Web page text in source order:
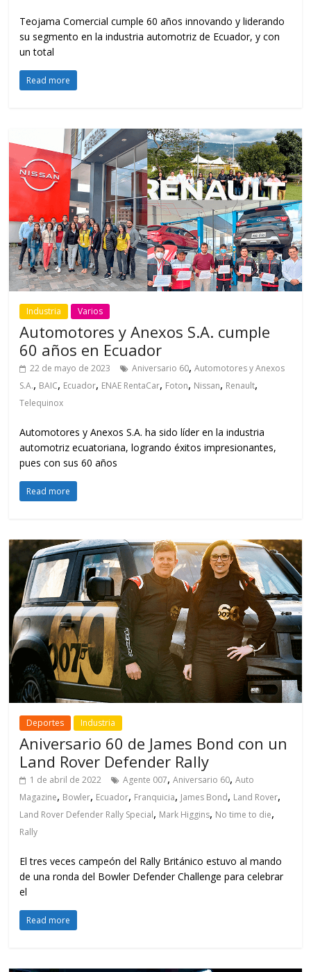
Teojama Comercial cumple 60 años innovando y liderando
su segmento en la industria automotriz de Ecuador, y con
un total
Read more
Industria Varios
Automotores y Anexos S.A. cumple
60 años en Ecuador
22 de mayo de 2023 Aniversario 60,Automotores y Anexos
S.A., BAIC, Ecuador, ENAE RentaCar, Foton, Nissan, Renault,
Telequinox
Automotores y Anexos S.A. ha sido líder en la industria
automotriz ecuatoriana, logrando éxitos impresionantes,
pues con sus 60 años
Read more
Deportes Industria
Aniversario 60 de James Bond con un
Land Rover Defender Rally
1 de abril de 2022 Agente 007,Aniversario 60,Auto
Magazine, Bowler, Ecuador, Franquicia, James Bond, Land Rover,
Land Rover Defender Rally Special, Mark Higgins, No time to die,
Rally
El tres veces campeón del Rally Británico estuvo al mando
de una ronda del Bowler Defender Challenge para celebrar
el
Read more